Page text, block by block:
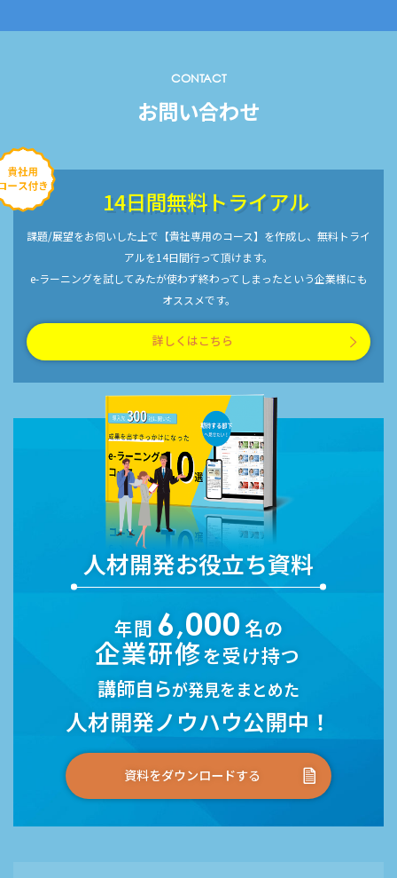
CONTACT
お問い合わせ
14日間無料トライアル
課題/展望をお伺いした上で【貴社専用のコース】を作成し、無料トライ
アルを14日間行って頂けます。
e-ラーニングを試してみたが使わず終わってしまったという企業様にも
オススメです。
詳しくはこちら
人材開発お役立ち資料
年間 6,000 名の
企業研修を受け持つ
講師自らが発見をまとめた
人材開発ノウハウ公開中！
資料をダウンロードする